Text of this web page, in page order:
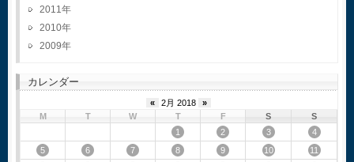
2011
2010
2009
カレンダー
« 2月 2018
»
M
T W T F S
S
1
2 3
4
5
6 7 8 9 10
11